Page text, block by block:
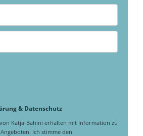
& Datenschutz
Katja-Bahini erhalten mit Information zu
Ich stimme den